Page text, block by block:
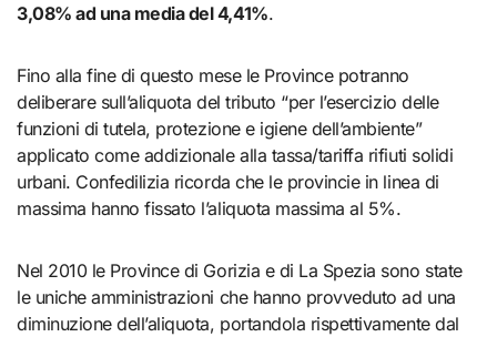
3,08% ad una media del 4,41%.
Fino alla fine di questo mese le Province potranno
deliberare sull’aliquota del tributo “per l’esercizio delle
funzioni di tutela, protezione e igiene dell’ambiente”
applicato come addizionale alla tassa/tariffa rifiuti solidi
urbani. Confedilizia ricorda che le provincie in linea di
massima hanno fissato l’aliquota massima al 5%.
Nel 2010 le Province di Gorizia e di La Spezia sono state
le uniche amministrazioni che hanno provveduto ad una
diminuzione dell’aliquota, portandola rispettivamente dal